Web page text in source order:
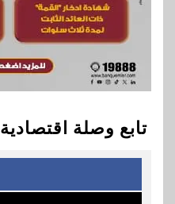
تابع وصلة اقتصادية